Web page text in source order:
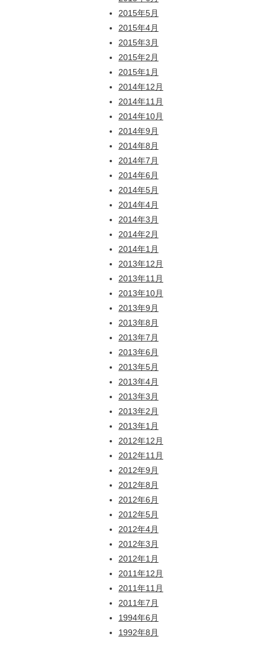
2015年5月
2015年4月
2015年3月
2015年2月
2015年1月
2014年12月
2014年11月
2014年10月
2014年9月
2014年8月
2014年7月
2014年6月
2014年5月
2014年4月
2014年3月
2014年2月
2014年1月
2013年12月
2013年11月
2013年10月
2013年9月
2013年8月
2013年7月
2013年6月
2013年5月
2013年4月
2013年3月
2013年2月
2013年1月
2012年12月
2012年11月
2012年9月
2012年8月
2012年6月
2012年5月
2012年4月
2012年3月
2012年1月
2011年12月
2011年11月
2011年7月
1994年6月
1992年8月